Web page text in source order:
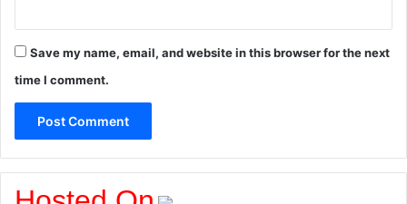
Save my name, email, and website in this browser for the next
time I comment.